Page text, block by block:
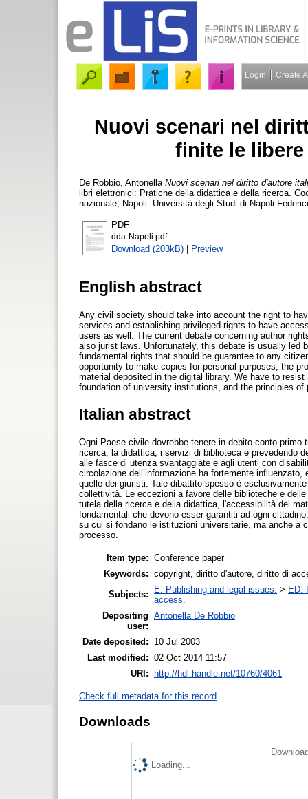
Login Create
Nuovi scenari nel
finite le
De Robbio, Antonella Nuovi scenari nel diritto d'autore
libri elettronici: Pratiche della didattica e della ricerca.
nazionale, Napoli. Università degli Studi di Napoli
PDF
dda-Napoli.pdf
Download (203kB) | Preview
English abstract
Any civil society should take into account the right to
services and establishing privileged rights to have
users as well. The current debate concerning author
also jurist laws. Unfortunately, this debate is usually led
fundamental rights that should be guarantee to any
opportunity to make copies for personal purposes, the
material deposited in the digital library. We have to
foundation of university institutions, and the principles of
Italian abstract
Ogni Paese civile dovrebbe tenere in debito conto
ricerca, la didattica, i servizi di biblioteca e prevedendo
alle fasce di utenza svantaggiate e agli utenti con
circolazione dell’informazione ha fortemente
quelle dei giuristi. Tale dibattito spesso è
collettività. Le eccezioni a favore delle biblioteche e
tutela della ricerca e della didattica, l'accessibilità del
fondamentali che devono esser garantiti ad ogni
su cui si fondano le istituzioni universitarie, ma anche a
processo.
Item type: Conference paper
Keywords: copyright, diritto d'autore, diritto di
Subjects:
E. Publishing and legal issues. > ED.
access.
Depositing
user:
Antonella De Robbio
Date deposited:
10 Jul 2003
Last modified: 02 Oct 2014 11:57
URI:
http://hdl.handle.net/10760/4061
Check full metadata for this record
Downloads
Loading...